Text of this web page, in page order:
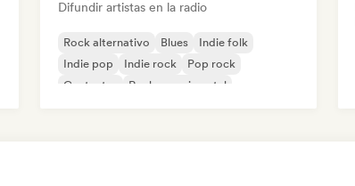
Difundir artistas en la radio
Rock alternativo Blues
Indie folk
Indie pop
Indie rock
Pop rock
Cantautor
Rock experimental